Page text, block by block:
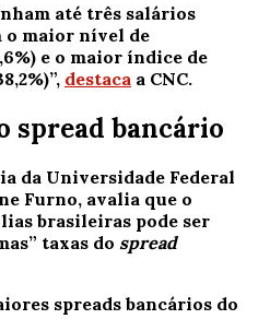
até três salários
maior nível de
e o maior índice de
destaca a CNC.
spread bancário
da Universidade Federal
Furno, avalia que o
brasileiras pode ser
taxas do spread
spreads bancários do